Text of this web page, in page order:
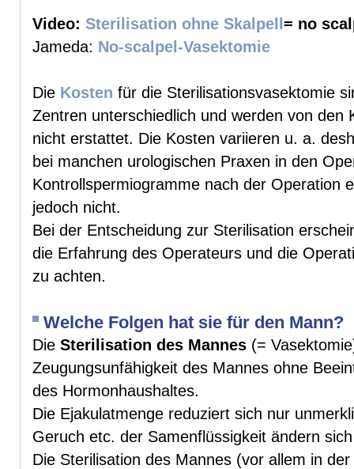
Video: Sterilisation ohne Skalpell = no
Jameda: No-scalpel-Vasektomie
Die Kosten für die Sterilisationsvasektomie
Zentren unterschiedlich und werden von den
nicht erstattet. Die Kosten variieren u. a.
bei manchen urologischen Praxen in den
Kontrollspermiogramme nach der Operation
jedoch nicht.
Bei der Entscheidung zur Sterilisation
die Erfahrung des Operateurs und die
zu achten.
Welche Folgen hat sie für den Mann?
Die Sterilisation des Mannes (=
Zeugungsunfähigkeit des Mannes ohne
des Hormonhaushaltes.
Die Ejakulatmenge reduziert sich nur
Geruch etc. der Samenflüssigkeit ändern
Die Sterilisation des Mannes (vor allem in